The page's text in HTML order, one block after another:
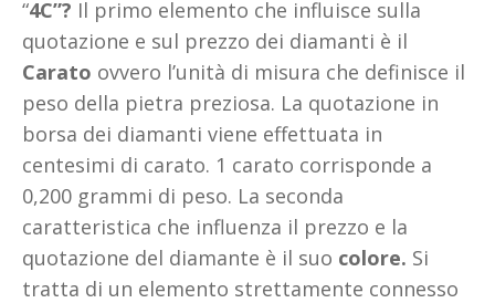
“4C”? Il primo elemento che influisce sulla
quotazione e sul prezzo dei diamanti è il
Carato ovvero l’unità di misura che definisce il
peso della pietra preziosa. La quotazione in
borsa dei diamanti viene effettuata in
centesimi di carato. 1 carato corrisponde a
0,200 grammi di peso. La seconda
caratteristica che influenza il prezzo e la
quotazione del diamante è il suo colore. Si
tratta di un elemento strettamente connesso